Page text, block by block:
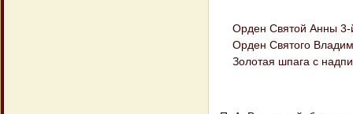
Орден Святой Анны 3-
Орден Святого
Золотая шпага с